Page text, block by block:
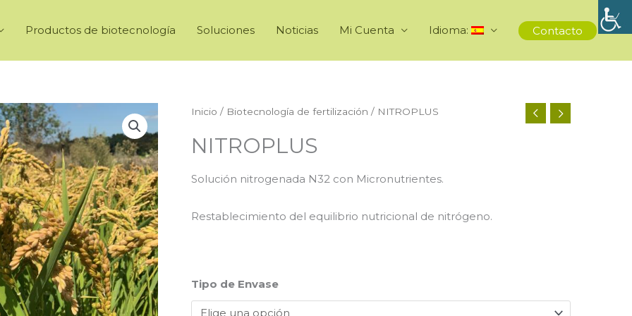
Productos de biotecnología Soluciones Noticias Mi Cuenta Idioma: Contacto
Inicio / Biotecnología de fertilización / NITROPLUS
NITROPLUS
Solución nitrogenada N32 con Micronutrientes.
Restablecimiento del equilibrio nutricional de nitrógeno.
Tipo de Envase